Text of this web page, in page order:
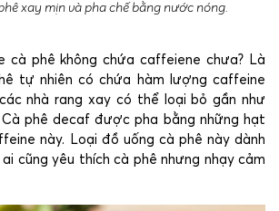
xay mịn và pha chế bằng nước nóng.
cà phê không chứa caffeiene chưa? Là
tự nhiên có chứa hàm lượng caffeine
nhà rang xay có thể loại bỏ gần như
phê decaf được pha bằng những hạt
này. Loại đồ uống cà phê này dành
cũng yêu thích cà phê nhưng nhạy cảm